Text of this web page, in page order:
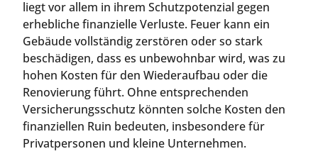
liegt vor allem in ihrem Schutzpotenzial gegen
erhebliche finanzielle Verluste. Feuer kann ein
Gebäude vollständig zerstören oder so stark
beschädigen, dass es unbewohnbar wird, was zu
hohen Kosten für den Wiederaufbau oder die
Renovierung führt. Ohne entsprechenden
Versicherungsschutz könnten solche Kosten den
finanziellen Ruin bedeuten, insbesondere für
Privatpersonen und kleine Unternehmen.